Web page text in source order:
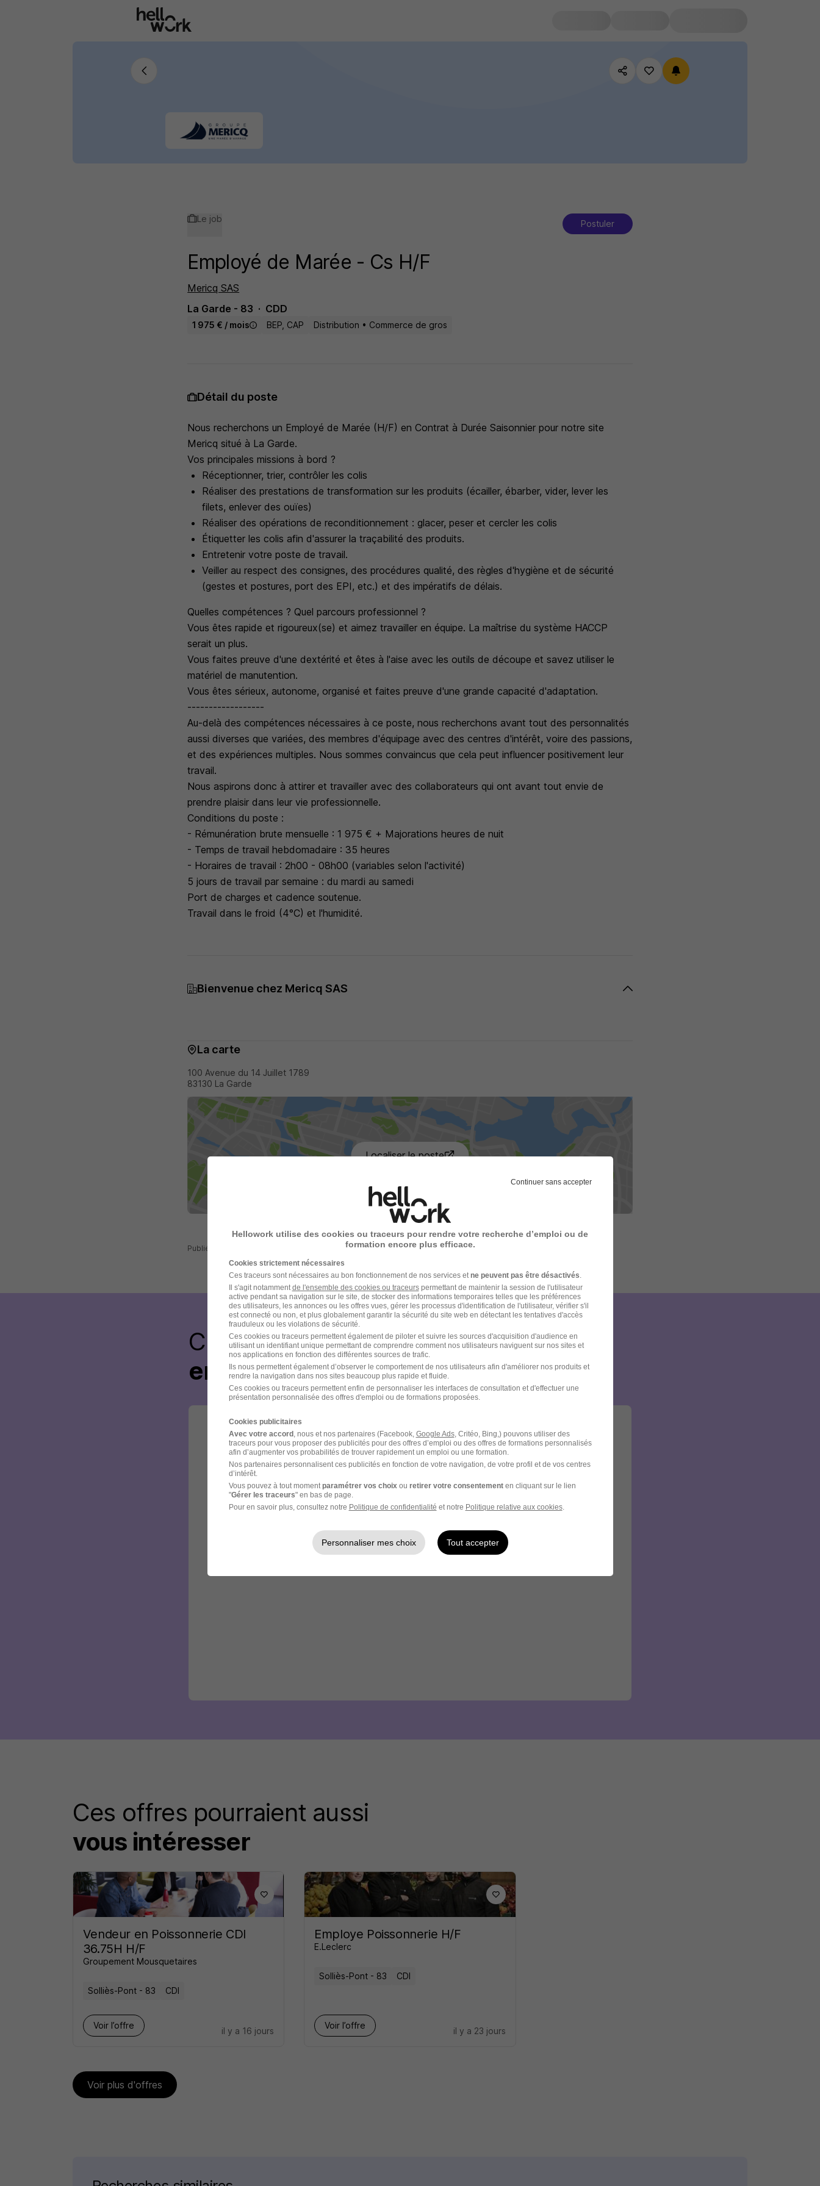
Le job Postuler
Employé de Marée - Cs H/F
Mericq SAS
La Garde - 83
CDD
1 975 € / mois BEP, CAP Distribution • Commerce de gros
Détail du poste
Nous recherchons un Employé de Marée (H/F) en Contrat à Durée Saisonnier pour notre site
Mericq situé à La Garde.
Vos principales missions à bord ?
Réceptionner, trier, contrôler les colis
Réaliser des prestations de transformation sur les produits (écailler, ébarber, vider, lever les
filets, enlever des ouïes)
Réaliser des opérations de reconditionnement : glacer, peser et cercler les colis
Étiquetter les colis afin d'assurer la traçabilité des produits.
Entretenir votre poste de travail.
Veiller au respect des consignes, des procédures qualité, des règles d'hygiène et de sécurité
(gestes et postures, port des EPI, etc.) et des impératifs de délais.
Quelles compétences ? Quel parcours professionnel ?
Vous êtes rapide et rigoureux(se) et aimez travailler en équipe. La maîtrise du système HACCP
serait un plus.
Vous faites preuve d'une dextérité et êtes à l'aise avec les outils de découpe et savez utiliser le
matériel de manutention.
Vous êtes sérieux, autonome, organisé et faites preuve d'une grande capacité d'adaptation.
------------------
Au-delà des compétences nécessaires à ce poste, nous recherchons avant tout des personnalités
aussi diverses que variées, des membres d'équipage avec des centres d'intérêt, voire des passions,
et des expériences multiples. Nous sommes convaincus que cela peut influencer positivement leur
travail.
Nous aspirons donc à attirer et travailler avec des collaborateurs qui ont avant tout envie de
prendre plaisir dans leur vie professionnelle.
Conditions du poste :
- Rémunération brute mensuelle : 1 975 € + Majorations heures de nuit
- Temps de travail hebdomadaire : 35 heures
- Horaires de travail : 2h00 - 08h00 (variables selon l'activité)
5 jours de travail par semaine : du mardi au samedi
Port de charges et cadence soutenue.
Travail dans le froid (4°C) et l'humidité.
Bienvenue chez Mericq SAS
La carte
100 Avenue du 14 Juillet 1789
83130 La Garde
Localiser le poste
Publiée le 20/07/2026 - Réf : teamtailor-7747878-2005889
Créez votre compte Hellowork et
envoyez votre candidature !
Ces offres pourraient aussi
vous intéresser
Vendeur en Poissonnerie CDI
36.75H H/F
Groupement Mousquetaires
Solliès-Pont - 83 CDI
Voir l’offre
il y a 16 jours
Employe Poissonnerie H/F
E.Leclerc
Solliès-Pont - 83 CDI
Voir l’offre
il y a 23 jours
Voir plus d'offres
Continuer sans accepter
Hellowork utilise des cookies ou traceurs pour rendre votre recherche d’emploi ou de
formation encore plus efficace.
Cookies strictement nécessaires
Ces traceurs sont nécessaires au bon fonctionnement de nos services et ne peuvent pas être désactivés
Il s'agit notamment de l'ensemble des cookies ou traceurspermettant de maintenir la session de l'utilisateur
active pendant sa navigation sur le site, de stocker des informations temporaires telles que les préférences
des utilisateurs, les annonces ou les offres vues, gérer les processus d'identification de l'utilisateur, vérifier s'il
est connecté ou non, et plus globalement garantir la sécurité du site web en détectant les tentatives d'accès
frauduleux ou les violations de sécurité.
Ces cookies ou traceurs permettent également de piloter et suivre les sources d'acquisition d'audience en
utilisant un identifiant unique permettant de comprendre comment nos utilisateurs naviguent sur nos sites et
nos applications en fonction des différentes sources de trafic.
Ils nous permettent également d’observer le comportement de nos utilisateurs afin d'améliorer nos produits et
rendre la navigation dans nos sites beaucoup plus rapide et fluide.
Ces cookies ou traceurs permettent enfin de personnaliser les interfaces de consultation et d'effectuer une
présentation personnalisée des offres d'emploi ou de formations proposées.
Cookies publicitaires
Avec votre accord, nous et nos partenaires (Facebook, Google Ads, Critéo, Bing,) pouvons utiliser des
traceurs pour vous proposer des publicités pour des offres d’emploi ou des offres de formations personnalisés
afin d’augmenter vos probabilités de trouver rapidement un emploi ou une formation.
Nos partenaires personnalisent ces publicités en fonction de votre navigation, de votre profil et de vos centres
d’intérêt.
Vous pouvez à tout moment paramétrer vos choix ou retirer votre consentementen cliquant sur le lien
"Gérer les traceurs" en bas de page.
Pour en savoir plus, consultez notre Politique de confidentialité et notre Politique relative aux cookies.
Personnaliser mes choix Tout accepter